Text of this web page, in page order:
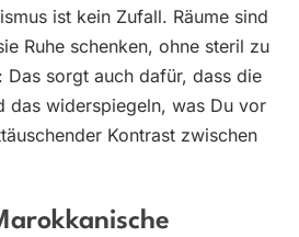
ist kein Zufall. Räume sind
Ruhe schenken, ohne steril zu
sorgt auch dafür, dass die
das widerspiegeln, was Du vor
Kontrast zwischen